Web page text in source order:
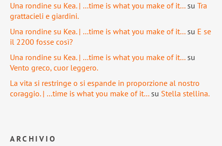
Una rondine su Kea. | …time is what you make of it… su Tra
grattacieli e giardini.
Una rondine su Kea. | …time is what you make of it… su E se
il 2200 fosse così?
Una rondine su Kea. | …time is what you make of it… su
Vento greco, cuor leggero.
La vita si restringe o si espande in proporzione al nostro
coraggio. | …time is what you make of it… su Stella stellina.
ARCHIVIO